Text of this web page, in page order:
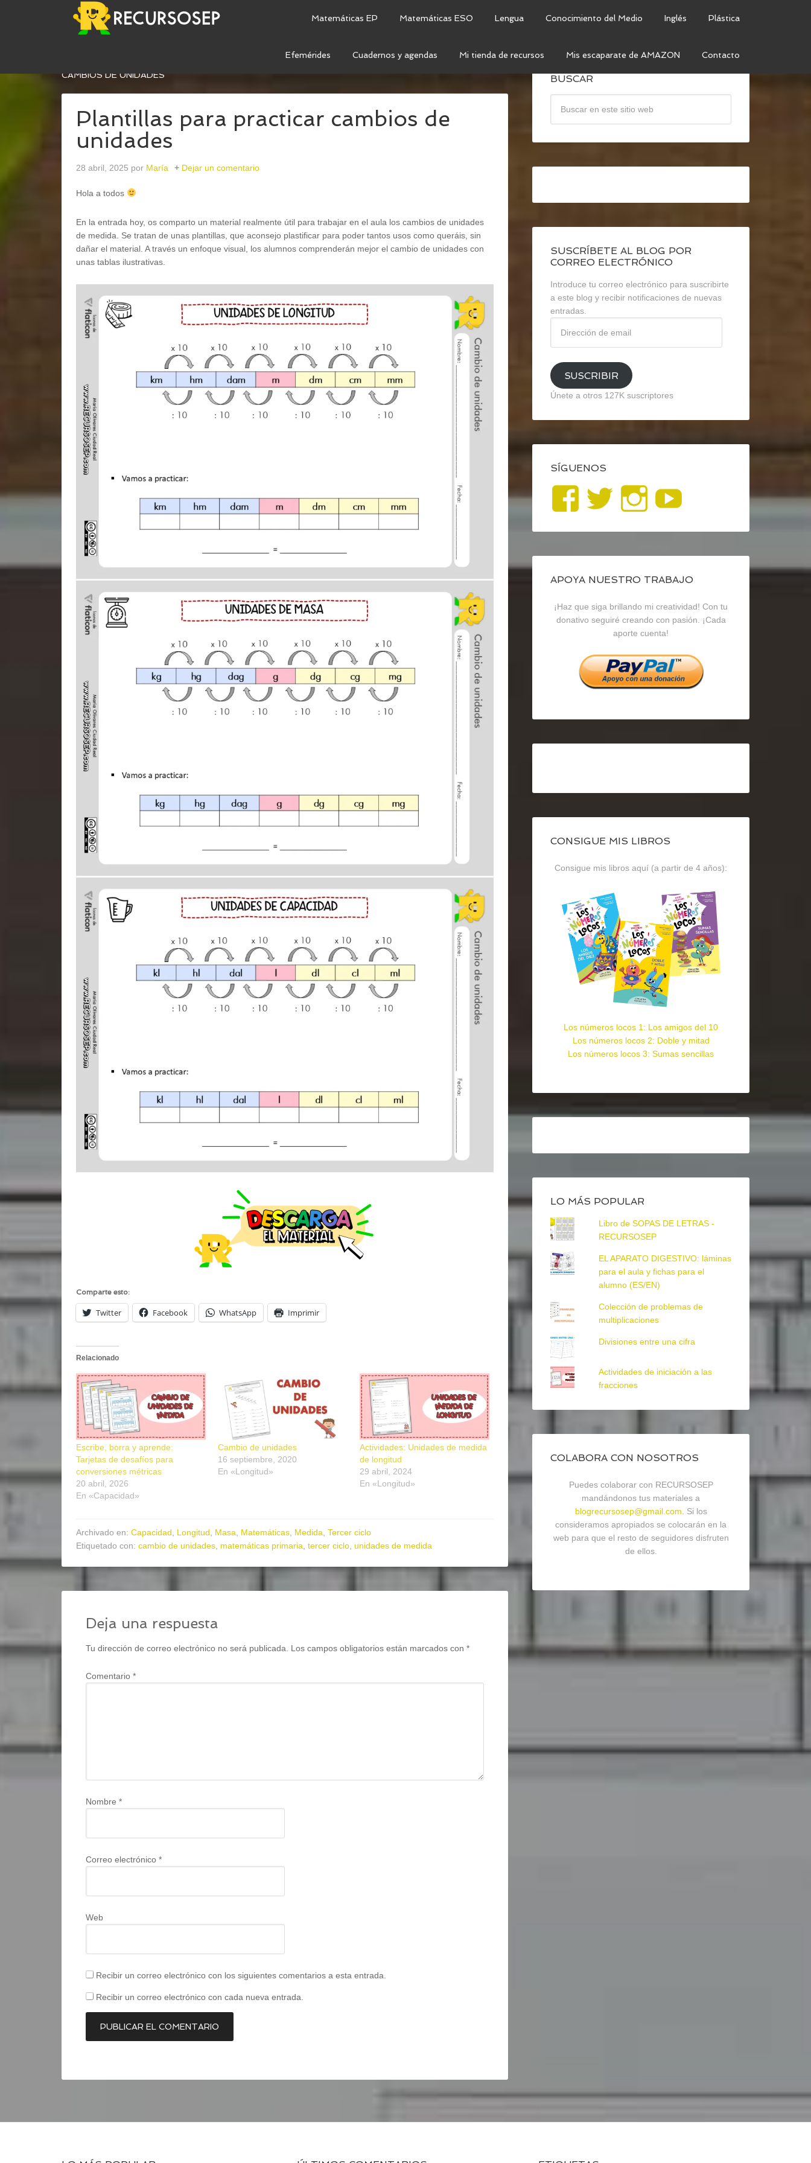
Matemáticas EP Matemáticas ESO Lengua Conocimiento del Medio Inglés Plástica
Efemérides Cuadernos y agendas Mi tienda de recursos Mis escaparate de AMAZON Contacto
PLANTILLAS PARA PRACTICAR
CAMBIOS DE UNIDADES
Plantillas para practicar cambios de
unidades
28 abril, 2025 por María Dejar un comentario
Hola a todos
En la entrada hoy, os comparto un material realmente útil para trabajar en el aula los cambios de unidades
de medida. Se tratan de unas plantillas, que aconsejo plastificar para poder tantos usos como queráis, sin
dañar el material. A través un enfoque visual, los alumnos comprenderán mejor el cambio de unidades con
unas tablas ilustrativas.
Comparte esto:
Twitter Facebook WhatsApp Imprimir
Relacionado
Escribe, borra y aprende:
Tarjetas de desafíos para
conversiones métricas
20 abril, 2026
En «Capacidad»
Cambio de unidades
16 septiembre, 2020
En «Longitud»
Actividades: Unidades de medida
de longitud
29 abril, 2024
En «Longitud»
Archivado en: Capacidad Longitud Masa Matemáticas Medida Tercer ciclo
Etiquetado con: cambio de unidades matemáticas primaria tercer ciclo unidades de medida
Deja una respuesta
Tu dirección de correo electrónico no será publicada. Los campos obligatorios están marcados con *
Comentario *
Nombre *
Correo electrónico *
Web
Recibir un correo electrónico con los siguientes comentarios a esta entrada.
Recibir un correo electrónico con cada nueva entrada.
BUSCAR
SUSCRÍBETE AL BLOG POR
CORREO ELECTRÓNICO
Introduce tu correo electrónico para suscribirte
a este blog y recibir notificaciones de nuevas
entradas.
email
SUSCRIBIR
Únete a otros 127K suscriptores
SÍGUENOS
Ver
perfil
de
blogrecursosep
en
Facebook
Ver
perfil
de
recursosep
en
Twitter
Ver
perfil
de
recursosep
en
Instagram
YouTube
APOYA NUESTRO TRABAJO
¡Haz que siga brillando mi creatividad! Con tu
donativo seguiré creando con pasión. ¡Cada
aporte cuenta!
CONSIGUE MIS LIBROS
Consigue mis libros aquí (a partir de 4 años):
Los números locos 1: Los amigos del 10
Los números locos 2: Doble y mitad
Los números locos 3: Sumas sencillas
LO MÁS POPULAR
Libro de SOPAS DE LETRAS -
RECURSOSEP
EL APARATO DIGESTIVO: láminas
para el aula y fichas para el
alumno (ES/EN)
Colección de problemas de
multiplicaciones
Divisiones entre una cifra
Actividades de iniciación a las
fracciones
COLABORA CON NOSOTROS
Puedes colaborar con RECURSOSEP
mandándonos tus materiales a
blogrecursosep@gmail.com . Si los
consideramos apropiados se colocarán en la
web para que el resto de seguidores disfruten
de ellos.